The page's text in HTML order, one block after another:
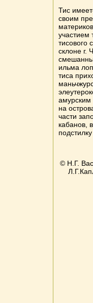
Тис
своим
участием
тисового
склоне г.
ильма
тиса
амурским
на
части
кабанов,
© Н.Г.